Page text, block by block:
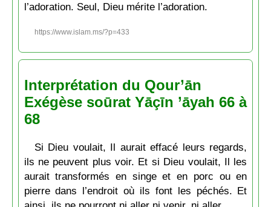
l’adoration. Seul, Dieu mérite l’adoration.
https://www.islam.ms/?p=433
Interprétation du Qour’ān
Exégèse soūrat Yāçīn ’āyah 66 à
68
Si Dieu voulait, Il aurait effacé leurs regards,
ils ne peuvent plus voir. Et si Dieu voulait, Il les
aurait transformés en singe et en porc ou en
pierre dans l’endroit où ils font les péchés. Et